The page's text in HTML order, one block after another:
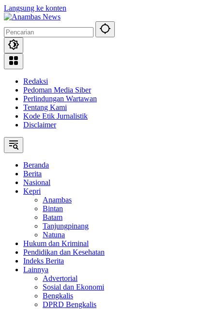
Langsung ke konten
Redaksi
Pedoman Media Siber
Perlindungan Wartawan
Tentang Kami
Kode Etik Jurnalistik
Disclaimer
Beranda
Berita
Nasional
Kepri
Anambas
Bintan
Batam
Tanjungpinang
Natuna
Hukum dan Kriminal
Pendidikan dan Kesehatan
Indeks Berita
Lainnya
Advertorial
Sosial dan Ekonomi
Bengkalis
DPRD Bengkalis